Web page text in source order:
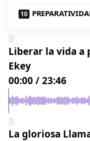
Liberar la vida a
Ekey
00:00 /23:46
La gloriosa